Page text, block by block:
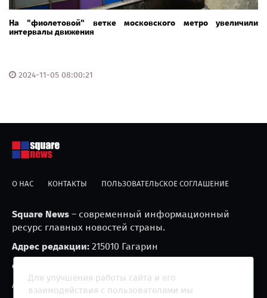
На "фиолетовой" ветке московского метро увеличили
интервалы движения
2024-11-05 08:00:21
О НАС КОНТАКТЫ ПОЛЬЗОВАТЕЛЬСКОЕ СОГЛАШЕНИЕ
Square News – современный информационный
ресурс главных новостей страны.
Адрес редакции: 215010 Гагарин
e-mail:
Агрегатор новостей «Square news» (18+)
Для улучшения работы сайта и его
взаимодействия с пользователями мы